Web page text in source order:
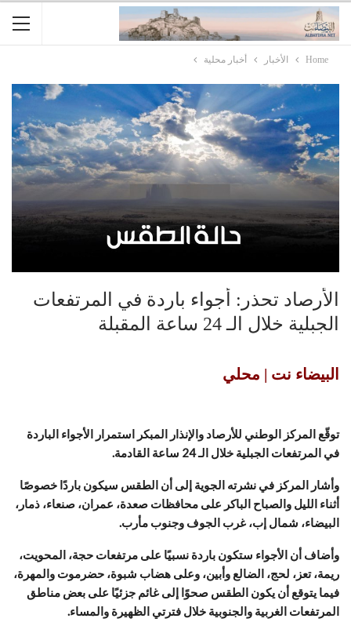
Home الأخبار أخبار محلية
الأرصاد تحذر: أجواء باردة في المرتفعات
الجبلية خلال الـ 24 ساعة المقبلة
البيضاء نت | محلي
توقّع المركز الوطني للأرصاد والإنذار المبكر استمرار الأجواء الباردة
في المرتفعات الجبلية خلال الـ 24 ساعة القادمة.
وأشار المركز في نشرته الجوية إلى أن الطقس سيكون باردًا خصوصًا
أثناء الليل والصباح الباكر على محافظات صعدة، عمران، صنعاء، ذمار،
البيضاء، شمال إب، غرب الجوف وجنوب مأرب.
وأضاف أن الأجواء ستكون باردة نسبيًا على مرتفعات حجة، المحويت،
ريمة، تعز، لحج، الضالع وأبين، وعلى هضاب شبوة، حضرموت والمهرة،
فيما يتوقع أن يكون الطقس صحوًا إلى غائم جزئيًا على بعض مناطق
المرتفعات الغربية والجنوبية خلال فترتي الظهيرة والمساء.